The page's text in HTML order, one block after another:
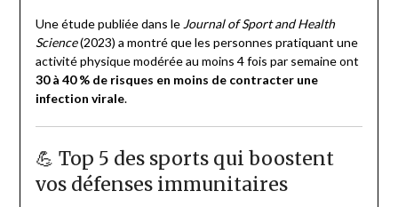
Une étude publiée dans le Journal of Sport and Health
Science(2023) a montré que les personnes pratiquant une
activité physique modérée au moins 4 fois par semaine ont
30 à 40 % de risques en moins de contracter une
infection virale.
💪 Top 5 des sports qui boostent
vos défenses immunitaires